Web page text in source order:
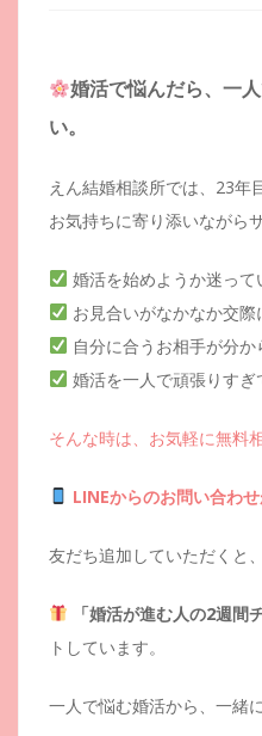
婚活で悩んだら、一
い。
えん結婚相談所では、23年
お気持ちに寄り添いながら
婚活を始めようか迷って
お見合いがなかなか交
自分に合うお相手が分か
婚活を一人で頑張りすぎ
そんな時は、お気軽に無料
LINEからのお問い合わせ
友だち追加していただくと、
「婚活が進む人の2週間
トしています。
一人で悩む婚活から、一緒